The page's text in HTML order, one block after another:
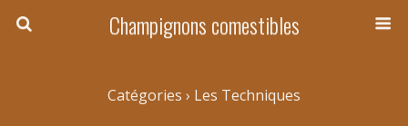
Champignons comestibles
Catégories › Les Techniques